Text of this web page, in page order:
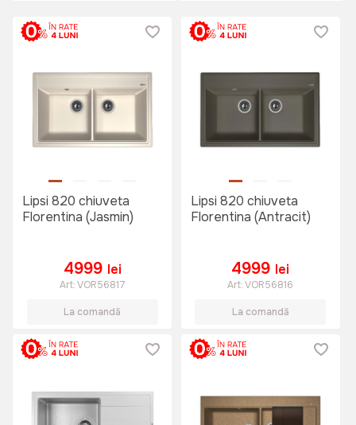
Lipsi 820 chiuveta
Florentina (Jasmin)
4999 lei
Art:VOR56817
La comandă
Lipsi 820 chiuveta
Florentina (Antracit)
4999 lei
Art:VOR56816
La comandă